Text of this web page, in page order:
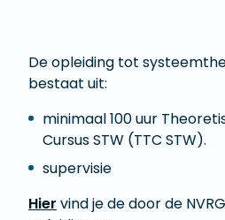
De opleiding tot
bestaat uit:
minimaal 100 uur
Cursus STW (TTC STW).
supervisie
Hier vind je de door de